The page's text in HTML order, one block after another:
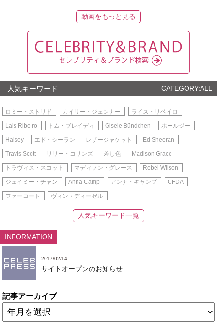
動画をもっと見る
人気キーワード CATEGORY:ALL
ロミー・ストリド カイリー・ジェンナー ライス・リベイロ
Lais Ribeiro トム・ブレイディ Gisele Bündchen ホールジー
Halsey エド・シーラン レザージャケット Ed Sheeran
Travis Scott リリー・コリンズ 差し色 Madison Grace
トラヴィス・スコット マディソン・グレース Rebel Wilson
ジェイミー・チャン Anna Camp アンナ・キャンプ CFDA
ファーコート ヴィン・ディーゼル
人気キーワード一覧
INFORMATION
2017/02/14
サイトオープンのお知らせ
記事アーカイブ